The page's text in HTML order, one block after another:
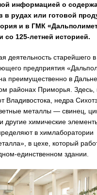
информацией о
в рудах или готовой
и в ГМК
со 125-летней историей.
деятельность старейшего
предприятия
преимущественно в
районах Приморья. Здесь,
Владивостока, недра
металлы — свинец,
другие химические
в химлаборатории
в цехе, который
единственном здании.